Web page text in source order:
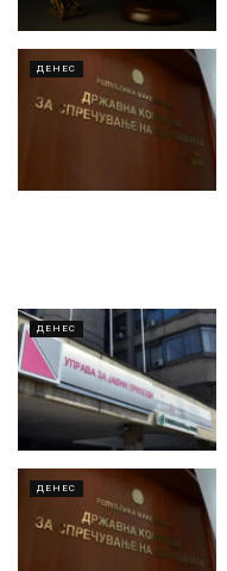
ДЕНЕС
ДЕНЕС
ДЕНЕС